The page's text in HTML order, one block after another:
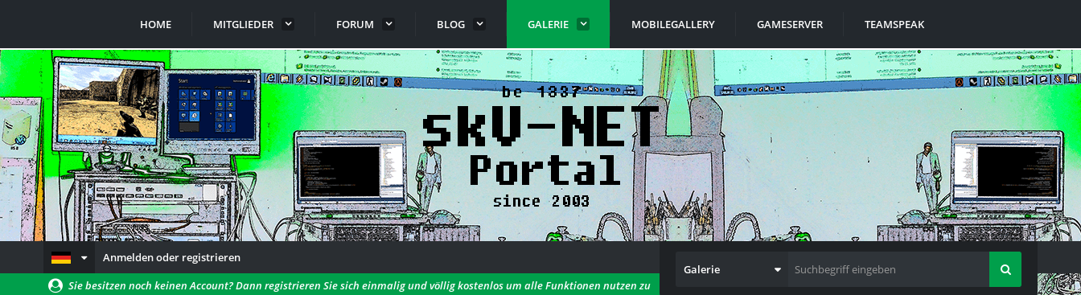
HOME MITGLIEDER FORUM BLOG GALERIE MOBILEGALLERY GAMESERVER TEAMSPEAK
Anmelden oder registrieren
Galerie
Sie besitzen noch keinen Account? Dann registrieren Sie sich einmalig und völlig kostenlos um alle Funktionen nutzen zu